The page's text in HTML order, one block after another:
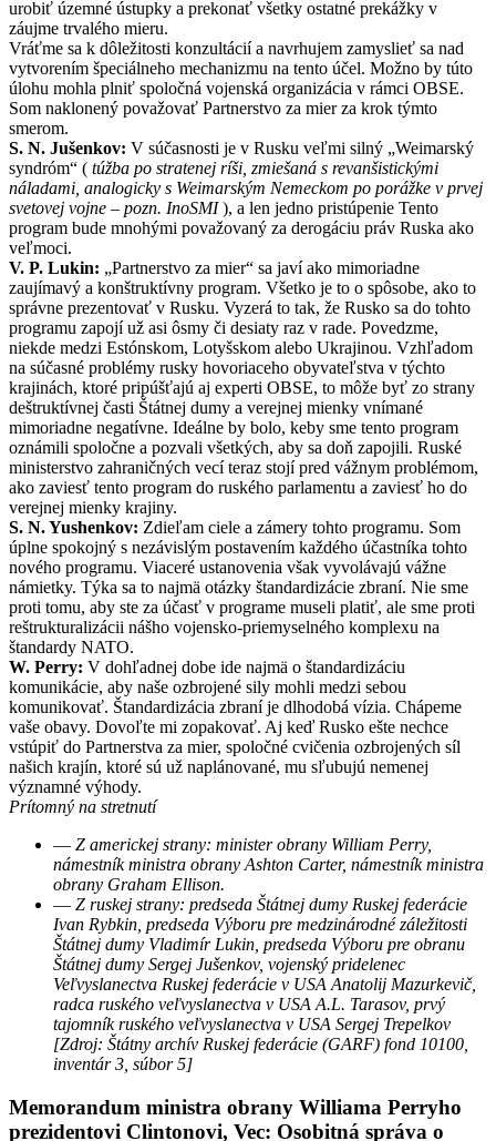
urobiť územné ústupky a prekonať všetky ostatné prekážky v
záujme trvalého mieru.
Vráťme sa k dôležitosti konzultácií a navrhujem zamyslieť sa nad
vytvorením špeciálneho mechanizmu na tento účel. Možno by túto
úlohu mohla plniť spoločná vojenská organizácia v rámci OBSE.
Som naklonený považovať Partnerstvo za mier za krok týmto
smerom.
S. N. Jušenkov: V súčasnosti je v Rusku veľmi silný „Weimarský
syndróm“ ( túžba po stratenej ríši, zmiešaná s revanšistickými
náladami, analogicky s Weimarským Nemeckom po porážke v prvej
svetovej vojne – pozn. InoSMI), a len jedno pristúpenie Tento
program bude mnohými považovaný za derogáciu práv Ruska ako
veľmoci.
V. P. Lukin: „Partnerstvo za mier“ sa javí ako mimoriadne
zaujímavý a konštruktívny program. Všetko je to o spôsobe, ako to
správne prezentovať v Rusku. Vyzerá to tak, že Rusko sa do tohto
programu zapojí už asi ôsmy či desiaty raz v rade. Povedzme,
niekde medzi Estónskom, Lotyšskom alebo Ukrajinou. Vzhľadom
na súčasné problémy rusky hovoriaceho obyvateľstva v týchto
krajinách, ktoré pripúšťajú aj experti OBSE, to môže byť zo strany
deštruktívnej časti Štátnej dumy a verejnej mienky vnímané
mimoriadne negatívne. Ideálne by bolo, keby sme tento program
oznámili spoločne a pozvali všetkých, aby sa doň zapojili. Ruské
ministerstvo zahraničných vecí teraz stojí pred vážnym problémom,
ako zaviesť tento program do ruského parlamentu a zaviesť ho do
verejnej mienky krajiny.
S. N. Yushenkov: Zdieľam ciele a zámery tohto programu. Som
úplne spokojný s nezávislým postavením každého účastníka tohto
nového programu. Viaceré ustanovenia však vyvolávajú vážne
námietky. Týka sa to najmä otázky štandardizácie zbraní. Nie sme
proti tomu, aby ste za účasť v programe museli platiť, ale sme proti
reštrukturalizácii nášho vojensko-priemyselného komplexu na
štandardy NATO.
W. Perry: V dohľadnej dobe ide najmä o štandardizáciu
komunikácie, aby naše ozbrojené sily mohli medzi sebou
komunikovať. Štandardizácia zbraní je dlhodobá vízia. Chápeme
vaše obavy. Dovoľte mi zopakovať. Aj keď Rusko ešte nechce
vstúpiť do Partnerstva za mier, spoločné cvičenia ozbrojených síl
našich krajín, ktoré sú už naplánované, mu sľubujú nemenej
významné výhody.
Prítomný na stretnutí
— Z americkej strany: minister obrany William Perry,
námestník ministra obrany Ashton Carter, námestník ministra
obrany Graham Ellison.
— Z ruskej strany: predseda Štátnej dumy Ruskej federácie
Ivan Rybkin, predseda Výboru pre medzinárodné záležitosti
Štátnej dumy Vladimír Lukin, predseda Výboru pre obranu
Štátnej dumy Sergej Jušenkov, vojenský pridelenec
Veľvyslanectva Ruskej federácie v USA Anatolij Mazurkevič,
radca ruského veľvyslanectva v USA A.L. Tarasov, prvý
tajomník ruského veľvyslanectva v USA Sergej Trepelkov
[Zdroj: Štátny archív Ruskej federácie (GARF) fond 10100,
inventár 3, súbor 5]
Memorandum ministra obrany Williama Perryho
prezidentovi Clintonovi, Vec: Osobitná správa o